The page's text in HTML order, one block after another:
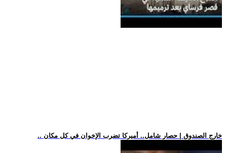
.. خارج الصندوق | حصار شامل.. أميركا تضرب الإخوان في كل مكان